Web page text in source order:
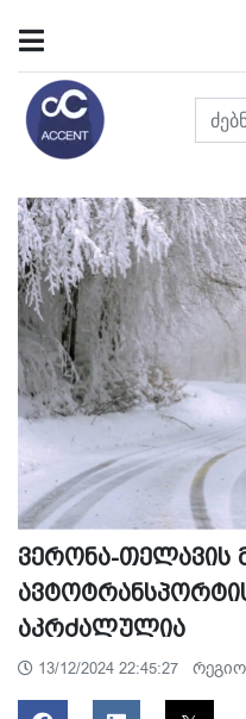
ვერონა-თელავის
აკრძალულია
13/12/2024 22:45:27